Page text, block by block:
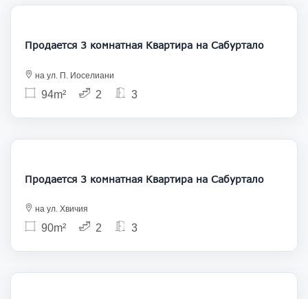
165 000
Продается 3 комнатная Квартира на Сабуртало
на ул. П. Иоселиани
94m² 2 3
153 000
Продается 3 комнатная Квартира на Сабуртало
на ул. Хвичия
90m² 2 3
148 000